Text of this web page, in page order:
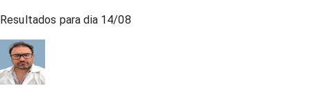
Resultados para dia 14/08